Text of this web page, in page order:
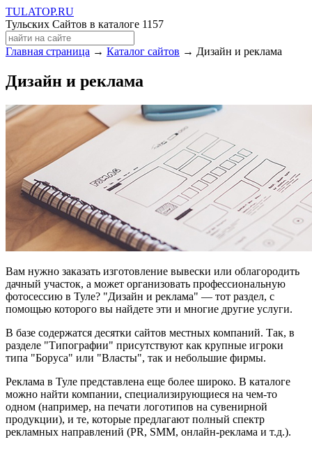
TULATOP.RU
Тульских Сайтов в каталоге 1157
Главная страница → Каталог сайтов → Дизайн и реклама
Дизайн и реклама
Вам нужно заказать изготовление вывески или облагородить
дачный участок, а может организовать профессиональную
фотосессию в Туле? "Дизайн и реклама" — тот раздел, с
помощью которого вы найдете эти и многие другие услуги.
В базе содержатся десятки сайтов местных компаний. Так, в
разделе "Типографии" присутствуют как крупные игроки
типа "Боруса" или "Власты", так и небольшие фирмы.
Реклама в Туле представлена еще более широко. В каталоге
можно найти компании, специализирующиеся на чем-то
одном (например, на печати логотипов на сувенирной
продукции), и те, которые предлагают полный спектр
рекламных направлений (PR, SMM, онлайн-реклама и т.д.).